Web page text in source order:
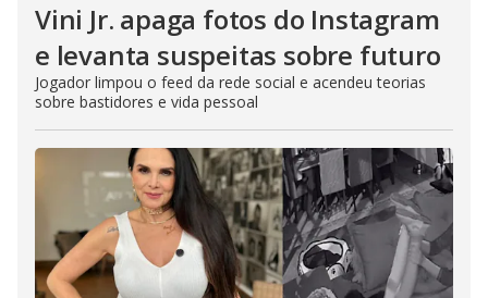
Vini Jr. apaga fotos do Instagram
e levanta suspeitas sobre futuro
Jogador limpou o feed da rede social e acendeu teorias
sobre bastidores e vida pessoal